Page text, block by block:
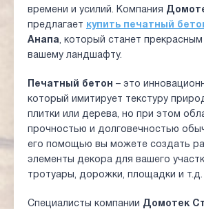
времени и усилий. Компания
предлагает купить печатный
Анапа, который станет
вашему ландшафту.
Печатный бетон – это
который имитирует текстуру
плитки или дерева, но при этом
прочностью и долговечностью
его помощью вы можете создать
элементы декора для вашего
тротуары, дорожки, площадки и т.д.
Специалисты компании Домотек